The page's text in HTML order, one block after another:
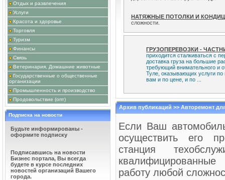
Отдых и развлечения
Услуги
Красота и здоровье
Торговля
Туризм
Финансы
Связь
Ветеринария, Домашние животные
Государственные о общественные
организации
Промышленность и производство
Продовольствие (опт)
Подписка на новости
Будьте информированы -
оформите подписку
Подписавшись на новости
Бизнес портала, Вы всегда
будете в курсе последних
новостей организаций Вашего
города.
НАТЯЖНЫЕ ПОТОЛКИ И
сложности.
ГРУЗОПЕРЕВОЗКИ -
приходится сталкиваться с
доставка груза на большие
требующий внимательного и
Туле, оказывающих услуги по
вам и по цене, и по ...
ВЕДУЩИЙ
превратилось
продумать его
Ведущий праздника
устраивать сюрпризы и
НОВОСТИ С
ввел сервис
нашего ресурса
пользователя.Если
нашем портале, о новых
(включая выкладки товаров
Архив публикаций >> Авторемонт
Если Ваш
осуществить его
станция
работу любой